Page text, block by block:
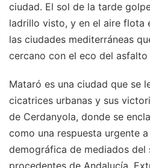
ciudad. El sol de la tarde
ladrillo visto, y en el aire flota
las ciudades mediterráneas
cercano con el eco del asfalto
Mataró es una ciudad que se
cicatrices urbanas y sus
de Cerdanyola, donde se
como una respuesta urgente
demográfica de mediados del